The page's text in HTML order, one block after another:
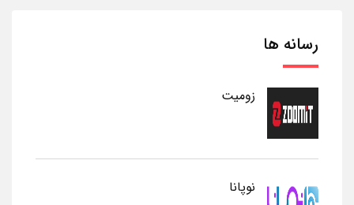
رسانه ها
زومیت
نوپانا